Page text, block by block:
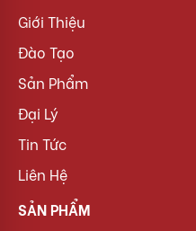
Giới Thiệu
Đào Tạo
Sản Phẩm
Đại Lý
Tin Tức
Liên Hệ
SẢN PHẨM